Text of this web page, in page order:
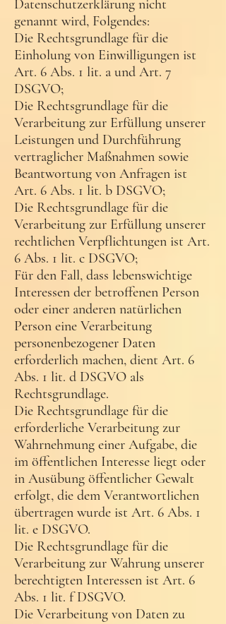
Datenschutzerklärung nicht
genannt wird, Folgendes:
Die Rechtsgrundlage für die
Einholung von Einwilligungen ist
Art. 6 Abs. 1 lit. a und Art. 7
DSGVO;
Die Rechtsgrundlage für die
Verarbeitung zur Erfüllung unserer
Leistungen und Durchführung
vertraglicher Maßnahmen sowie
Beantwortung von Anfragen ist
Art. 6 Abs. 1 lit. b DSGVO;
Die Rechtsgrundlage für die
Verarbeitung zur Erfüllung unserer
rechtlichen Verpflichtungen ist Art.
6 Abs. 1 lit. c DSGVO;
Für den Fall, dass lebenswichtige
Interessen der betroffenen Person
oder einer anderen natürlichen
Person eine Verarbeitung
personenbezogener Daten
erforderlich machen, dient Art. 6
Abs. 1 lit. d DSGVO als
Rechtsgrundlage.
Die Rechtsgrundlage für die
erforderliche Verarbeitung zur
Wahrnehmung einer Aufgabe, die
im öffentlichen Interesse liegt oder
in Ausübung öffentlicher Gewalt
erfolgt, die dem Verantwortlichen
übertragen wurde ist Art. 6 Abs. 1
lit. e DSGVO.
Die Rechtsgrundlage für die
Verarbeitung zur Wahrung unserer
berechtigten Interessen ist Art. 6
Abs. 1 lit. f DSGVO.
Die Verarbeitung von Daten zu